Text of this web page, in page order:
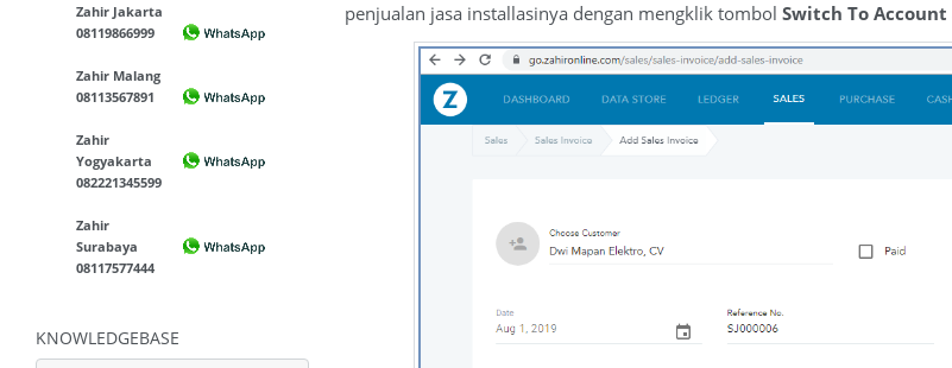
Zahir Jakarta
08119866999
Zahir Malang
08113567891
Zahir
Yogyakarta
082221345599
Zahir
Surabaya
08117577444
KNOWLEDGEBASE
penjualan jasa installasinya dengan mengklik tombol Switch To Account